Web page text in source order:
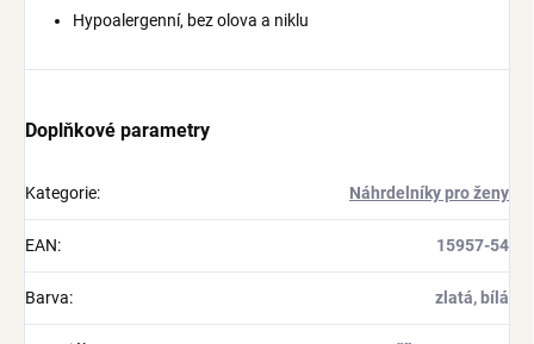
Hypoalergenní, bez olova a niklu
Doplňkové parametry
Kategorie: Náhrdelníky pro ženy
EAN: 15957-54
Barva: zlatá, bílá